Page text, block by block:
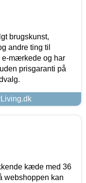
brugskunst,
andre ting til
e-mærkede og har
prisgaranti på
kæde med 36
webshoppen kan